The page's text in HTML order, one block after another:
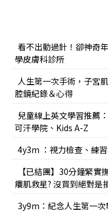
看不出動過針！卻神奇
學皮膚科診所
人生第一次手術，子宮
腔鏡紀錄＆心得
兒童線上英文學習推薦
可汗學院、Kids A-Z
4y3m ：視力檢查、練
【已結團】30分鐘緊實
癢肌救星? 沒買到絕對是
3y9m：紀念人生第一